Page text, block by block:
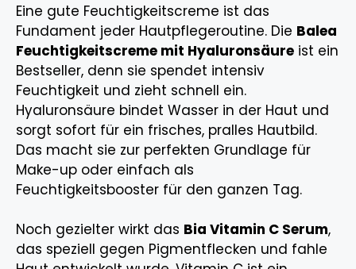
Eine gute Feuchtigkeitscreme ist das
Fundament jeder Hautpflegeroutine. Die Balea
Feuchtigkeitscreme mit Hyaluronsäure ist ein
Bestseller, denn sie spendet intensiv
Feuchtigkeit und zieht schnell ein.
Hyaluronsäure bindet Wasser in der Haut und
sorgt sofort für ein frisches, pralles Hautbild.
Das macht sie zur perfekten Grundlage für
Make-up oder einfach als
Feuchtigkeitsbooster für den ganzen Tag.
Noch gezielter wirkt das Bia Vitamin C Serum,
das speziell gegen Pigmentflecken und fahle